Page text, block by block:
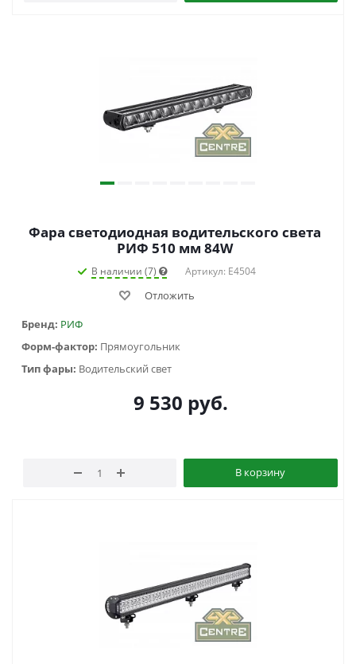
Фара светодиодная водительского света
РИФ 510 мм 84W
В наличии (7) Артикул: E4504
Отложить
Бренд: РИФ
Форм-фактор: Прямоугольник
Тип фары: Водительский свет
9 530 руб.
В корзину